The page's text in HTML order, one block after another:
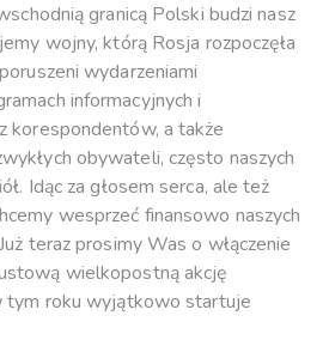
granicą Polski budzi nasz
wojny, którą Rosja rozpoczęła
wydarzeniami
informacyjnych i
korespondentów, a także
obywateli, często naszych
Idąc za głosem serca, ale też
wesprzeć finansowo naszych
teraz prosimy Was o włączenie
wielkopostną akcję
tym roku wyjątkowo startuje